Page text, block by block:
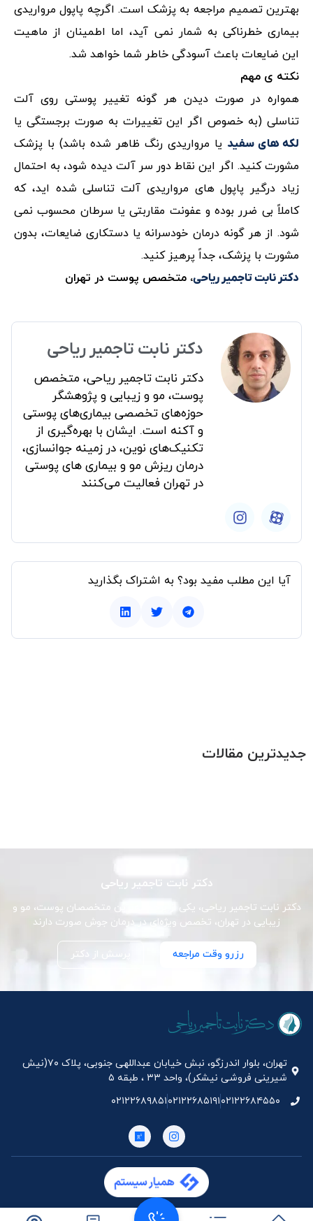
بهترین تصمیم مراجعه به پزشک است. اگرچه پاپول‌ مرواریدی
بیماری خطرناکی به شمار نمی آید، اما اطمینان از ماهیت
این ضایعات باعث آسودگی خاطر شما خواهد شد.
نکته ی مهم
همواره در صورت دیدن هر گونه تغییر پوستی روی آلت
تناسلی (به خصوص اگر این تغییرات به صورت برجستگی یا
لکه‌ های سفید یا مرواریدی رنگ ظاهر شده باشد) با پزشک
مشورت کنید. اگر این نقاط دور سر آلت دیده شود، به احتمال
زیاد درگیر پاپول‌ های مرواریدی آلت تناسلی شده اید، که
کاملاً بی ضرر بوده و عفونت مقاربتی یا سرطان محسوب نمی
شود. از هر گونه درمان خودسرانه یا دستکاری ضایعات، بدون
مشورت با پزشک، جداً پرهیز کنید.
دکتر نابت تاجمیر ریاحی، متخصص پوست در تهران
دکتر نابت تاجمیر ریاحی
دکتر نابت تاجمیر ریاحی، متخصص
پوست، مو و زیبایی و پژوهشگر
حوزه‌های تخصصی بیماری‌های پوستی
و آکنه است. ایشان با بهره‌گیری از
تکنیک‌های نوین، در زمینه جوانسازی،
درمان ریزش مو و بیماری های پوستی
در تهران فعالیت می‌کنند
آیا این مطلب مفید بود؟ به اشتراک بگذارید
جدیدترین مقالات
دکتر نابت تاجمیر ریاحی
دکتر نابت تاجمیر ریاحی، یکی از برجسته‌ترین متخصصان پوست، مو و
زیبایی در تهران، تخصص ویژه‌ای در درمان جوش صورت دارند
رزرو وقت مراجعه پرسش از دکتر
تهران، بلوار اندرزگو، نبش خیابان عبداللهی جنوبی، پلاک ۷۰(نیش
شیرینی فروشی نیشکر)، واحد ۳۳ ، طبقه ۵
۰۲۱۲۲۶۸۴۵۵۰۰۲۱۲۲۶۸۵۱۹۱۰۲۱۲۲۶۸۹۸۵۱